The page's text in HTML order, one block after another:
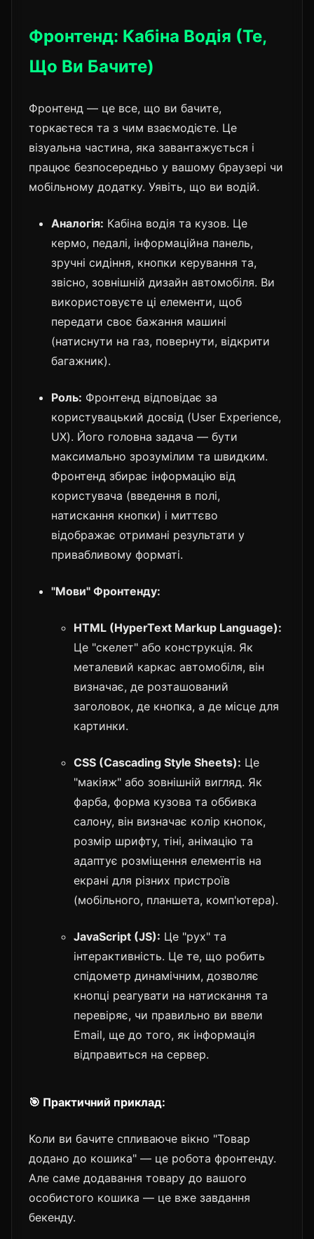
Фронтенд: Кабіна Водія (Те,
Що Ви Бачите)
Фронтенд — це все, що ви бачите,
торкаєтеся та з чим взаємодієте. Це
візуальна частина, яка завантажується і
працює безпосередньо у вашому браузері чи
мобільному додатку. Уявіть, що ви водій.
Аналогія: Кабіна водія та кузов. Це
кермо, педалі, інформаційна панель,
зручні сидіння, кнопки керування та,
звісно, зовнішній дизайн автомобіля. Ви
використовуєте ці елементи, щоб
передати своє бажання машині
(натиснути на газ, повернути, відкрити
багажник).
Роль: Фронтенд відповідає за
користувацький досвід (User Experience,
UX). Його головна задача — бути
максимально зрозумілим та швидким.
Фронтенд збирає інформацію від
користувача (введення в полі,
натискання кнопки) і миттєво
відображає отримані результати у
привабливому форматі.
"Мови" Фронтенду:
HTML (HyperText Markup Language):
Це "скелет" або конструкція. Як
металевий каркас автомобіля, він
визначає, де розташований
заголовок, де кнопка, а де місце для
картинки.
CSS (Cascading Style Sheets): Це
"макіяж" або зовнішній вигляд. Як
фарба, форма кузова та оббивка
салону, він визначає колір кнопок,
розмір шрифту, тіні, анімацію та
адаптує розміщення елементів на
екрані для різних пристроїв
(мобільного, планшета, комп'ютера).
JavaScript (JS): Це "рух" та
інтерактивність. Це те, що робить
спідометр динамічним, дозволяє
кнопці реагувати на натискання та
перевіряє, чи правильно ви ввели
Email, ще до того, як інформація
відправиться на сервер.
🎯 Практичний приклад:
Коли ви бачите спливаюче вікно "Товар
додано до кошика" — це робота фронтенду.
Але саме додавання товару до вашого
особистого кошика — це вже завдання
бекенду.